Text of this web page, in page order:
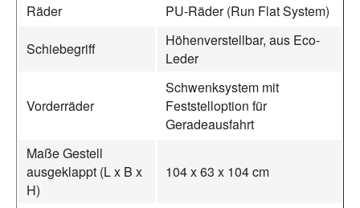
Räder
PU-Räder (Run Flat System)
Schiebegriff
Höhenverstellbar, aus Eco-
Leder
Vorderräder
Schwenksystem mit
Feststelloption für
Geradeausfahrt
Maße Gestell
ausgeklappt (L x B x
H)
104 x 63 x 104 cm